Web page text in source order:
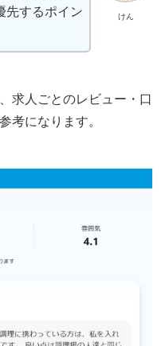
けん
先するポイン
求人ごとのレビュー・口
考になります。